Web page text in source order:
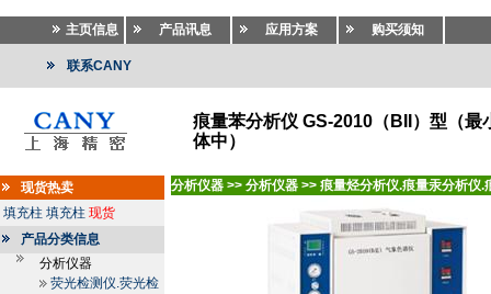
主页信息 产品讯息 应用方案 购买须知
联系CANY
痕量苯分析仪 GS-2010（BII）型（
体中）
现货热卖
填充柱 填充柱 现货
产品分类信息
分析仪器
荧光检测仪.荧光检
分析仪器 >> 分析仪器 >> 痕量烃分析仪.痕量汞分析仪.